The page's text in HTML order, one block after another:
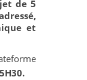
de 5
et